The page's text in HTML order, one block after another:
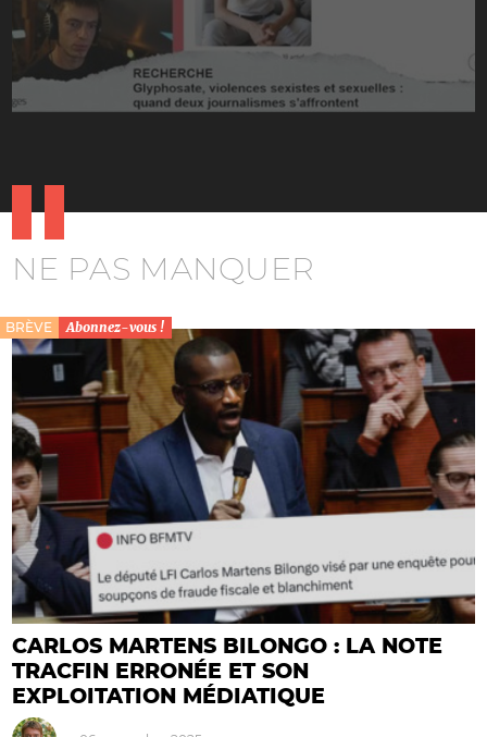
NE PAS MANQUER
BRÈVE Abonnez-vous !
CARLOS MARTENS BILONGO : LA NOTE
TRACFIN ERRONÉE ET SON
EXPLOITATION MÉDIATIQUE